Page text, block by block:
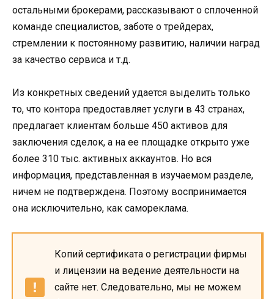
остальными брокерами, рассказывают о сплоченной
команде специалистов, заботе о трейдерах,
стремлении к постоянному развитию, наличии наград
за качество сервиса и т.д.
Из конкретных сведений удается выделить только
то, что контора предоставляет услуги в 43 странах,
предлагает клиентам больше 450 активов для
заключения сделок, а на ее площадке открыто уже
более 310 тыс. активных аккаунтов. Но вся
информация, представленная в изучаемом разделе,
ничем не подтверждена. Поэтому воспринимается
она исключительно, как самореклама.
Копий сертификата о регистрации фирмы
и лицензии на ведение деятельности на
сайте нет. Следовательно, мы не можем